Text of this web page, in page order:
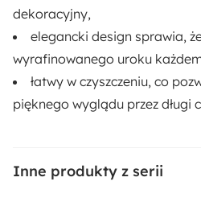
dekoracyjny,
elegancki design sprawia,
wyrafinowanego uroku
łatwy w czyszczeniu, co
pięknego wyglądu przez długi
Inne produkty z serii